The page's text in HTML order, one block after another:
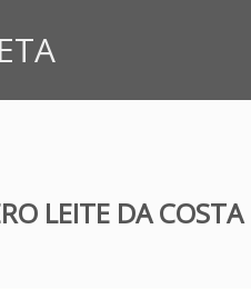
LEITE DA COSTA